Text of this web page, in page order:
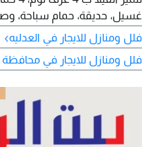
غسيل، حديقة، حمام سباحة،
VR 01594. للاستفسارات، يرجى الاتصال بنا على الأرقام التالية
فلل ومنازل للايجار في العدليه›
فلل ومنازل للايجار في